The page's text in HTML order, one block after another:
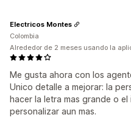
Me gusta ahora con los
Unico detalle a mejorar: la
hacer la letra mas grande o
personalizar aun mas.
Electricos Montes
Colombia
Alrededor de 2 meses usando la